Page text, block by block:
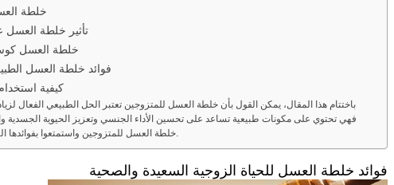
خلطة
تأثير خلطة العسل
خلطة العسل
فوائد خلطة العسل
كيفية
باختتام هذا المقال، يمكن القول بأن خلطة العسل للمتزوجين تعتبر الحل الطبيعي الفعال
فهي تحتوي على مكونات طبيعية تساعد على تحسين الأداء الجنسي وتعزيز الحيوية الجسدية
خلطة العسل للمتزوجين واستمتعوا بفوائدها الكبيرة لحياة زوجية سعيدة ومثمرة.
فوائد خلطة العسل للحياة الزوجية السعيدة والصحية